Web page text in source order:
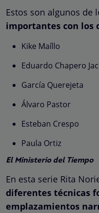
Estos son algunos de
importantes con los
Kike Maíllo
Eduardo Chapero
García Querejeta
Álvaro Pastor
Esteban Crespo
Paula Ortiz
El Ministerio del Tiempo
En esta serie Rita
diferentes técnicas
emplazamientos